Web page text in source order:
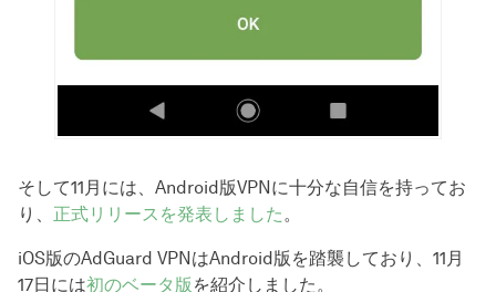
そして11月には、Android版VPNに十分な自信を持ってお
り、 正式リリースを発表しました 。
iOS版のAdGuard VPNはAndroid版を踏襲しており、11月
17日には初のベータ版 を紹介しました。